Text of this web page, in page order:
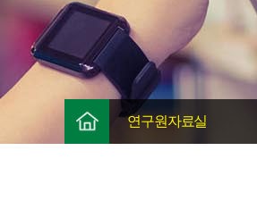
연구원자료실